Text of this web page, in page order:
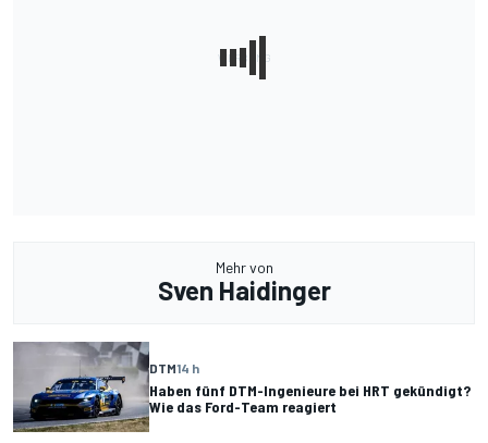
Mehr von
Sven Haidinger
DTM14 h
Haben fünf DTM-Ingenieure bei HRT gekündigt?
Wie das Ford-Team reagiert